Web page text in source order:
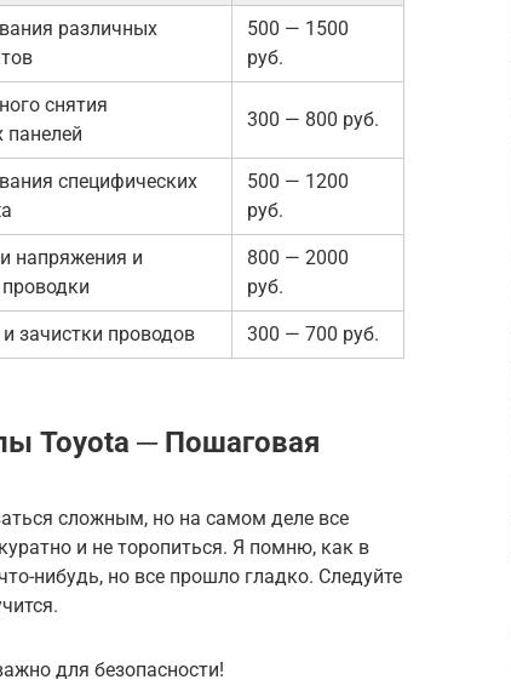
различных
500 — 1500
руб.
снятия
панелей
300 — 800 руб.
специфических
500 — 1200
руб.
напряжения и
800 — 2000
руб.
зачистки проводов 300 — 700 руб.
Toyota ─ Пошаговая
сложным, но на самом деле все
и не торопиться. Я помню, как в
нибудь, но все прошло гладко. Следуйте
для безопасности!